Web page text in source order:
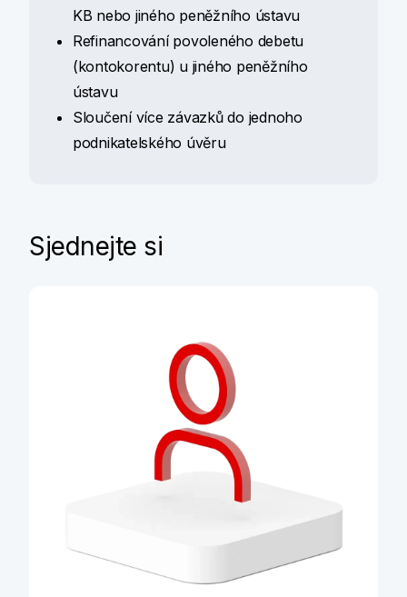
KB nebo jiného peněžního ústavu
Refinancování povoleného debetu
(kontokorentu) u jiného peněžního
ústavu
Sloučení více závazků do jednoho
podnikatelského úvěru
Sjednejte si